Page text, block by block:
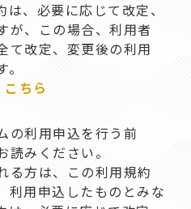
、必要に応じて改定、
が、この場合、利用者
て改定、変更後の利用
こちら
の利用申込を行う前
みください。
る方は、この利用規約
利用申込したものとみな